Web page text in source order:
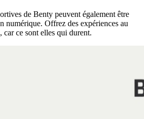
de Benty peuvent également être
numérique. Offrez des expériences au
car ce sont elles qui durent.